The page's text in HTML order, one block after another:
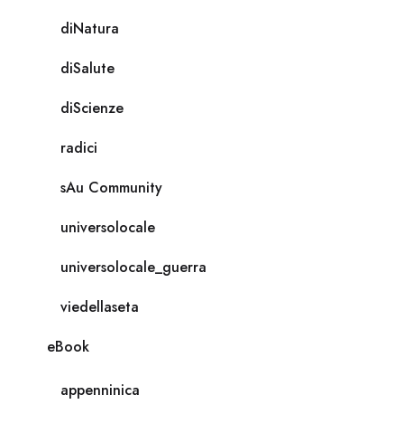
diNatura
diSalute
diScienze
radici
sAu Community
universolocale
universolocale_guerra
viedellaseta
eBook
appenninica